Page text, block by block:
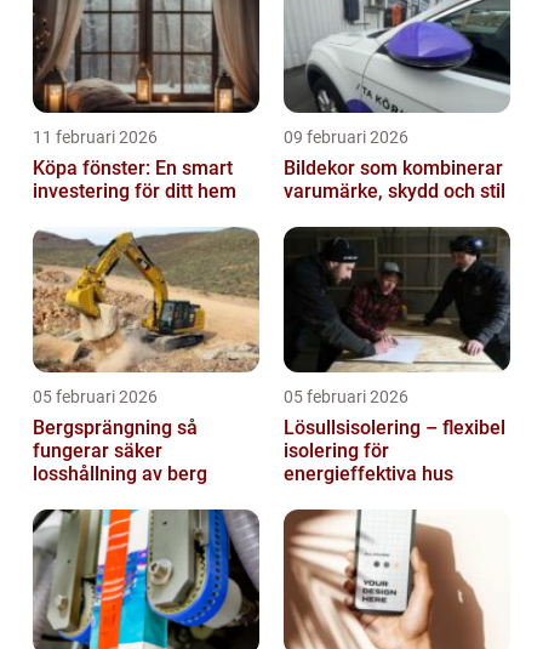
11 februari 2026
Köpa fönster: En smart
investering för ditt hem
09 februari 2026
Bildekor som kombinerar
varumärke, skydd och stil
05 februari 2026
Bergsprängning så
fungerar säker
losshållning av berg
05 februari 2026
Lösullsisolering – flexibel
isolering för
energieffektiva hus